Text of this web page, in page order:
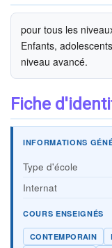
pour tous les
Enfants,
niveau avancé.
Fiche
INFORMATIONS
Type d'école
Internat
COURS ENSEIGNÉS
CONTEMPORAIN